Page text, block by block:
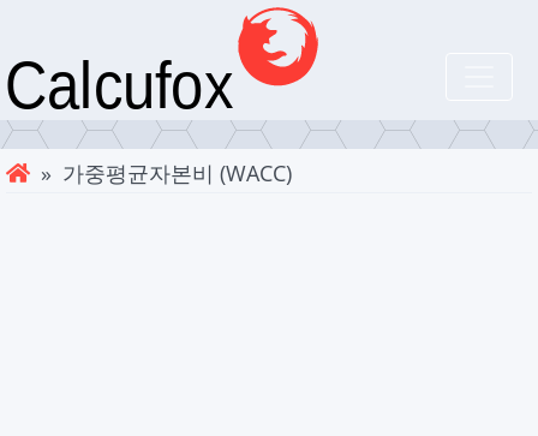
» 가중평균자본비 (WACC)